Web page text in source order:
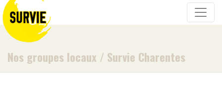
Nos groupes locaux / Survie Charentes